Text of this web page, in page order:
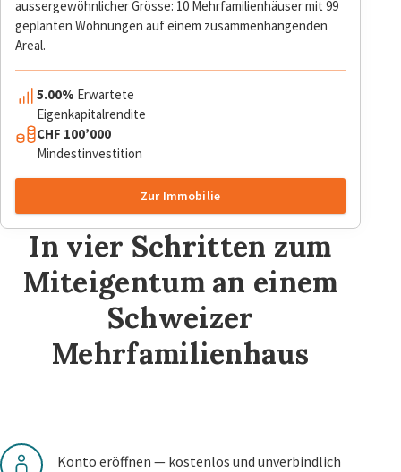
aussergewöhnlicher Grösse: 10 Mehrfamilienhäuser mit 99
geplanten Wohnungen auf einem zusammenhängenden
Areal.
5.00% Erwartete
Eigenkapitalrendite
CHF 100’000
Mindestinvestition
Zur Immobilie
In vier Schritten zum
Miteigentum an einem
Schweizer
Mehrfamilienhaus
Konto eröffnen — kostenlos und unverbindlich